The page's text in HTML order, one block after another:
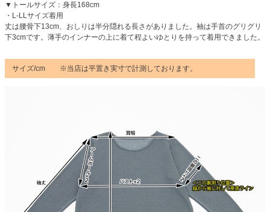
▼トールサイズ：身長168cm
・L-LLサイズ着用
丈は腰骨下13cm、おしりは半分隠れる長さがありました。袖は手首のグリグリ
下3cmです。薄手のインナーの上に着て程よいゆとりを持って着用できました。
サイズ/cm ※当店は平置き実寸で計測しております。